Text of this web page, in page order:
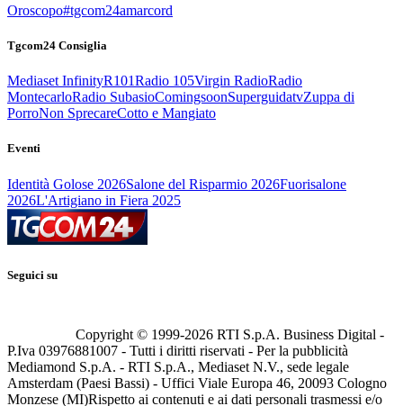
Oroscopo#tgcom24amarcord
Tgcom24 Consiglia
Mediaset InfinityR101Radio 105Virgin RadioRadio
MontecarloRadio SubasioComingsoonSuperguidatvZuppa di
PorroNon SprecareCotto e Mangiato
Eventi
Identità Golose 2026Salone del Risparmio 2026Fuorisalone
2026L'Artigiano in Fiera 2025
Seguici su
Copyright © 1999-2026 RTI S.p.A. Business Digital -
P.Iva 03976881007 - Tutti i diritti riservati - Per la pubblicità
Mediamond S.p.A. - RTI S.p.A., Mediaset N.V., sede legale
Amsterdam (Paesi Bassi) - Uffici Viale Europa 46, 20093 Cologno
Monzese (MI)Rispetto ai contenuti e ai dati personali trasmessi e/o